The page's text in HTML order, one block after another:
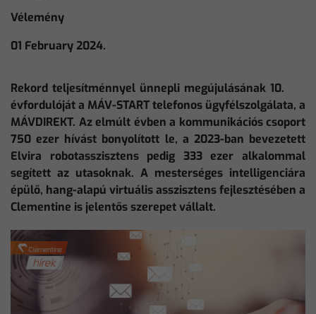
Vélemény
01 February 2024.
Rekord teljesítménnyel ünnepli megújulásának 10.
évfordulóját a MÁV-START telefonos ügyfélszolgálata, a
MÁVDIREKT. Az elmúlt évben a kommunikációs csoport
750 ezer hívást bonyolított le, a 2023-ban bevezetett
Elvira robotasszisztens pedig 333 ezer alkalommal
segített az utasoknak. A mesterséges intelligenciára
épülő, hang-alapú virtuális asszisztens fejlesztésében a
Clementine is jelentős szerepet vállalt.